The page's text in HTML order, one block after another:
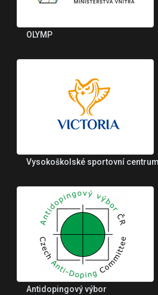
OLYMP
Vysokoškolské sportovní
Antidopingový výbor